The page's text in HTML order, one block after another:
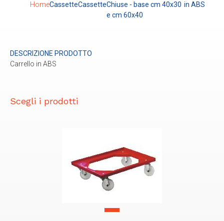
HomeCassetteCassetteChiuse - base cm 40x30
e cm 60x40
in ABS
DESCRIZIONE PRODOTTO
Carrello in ABS
Scegli i prodotti